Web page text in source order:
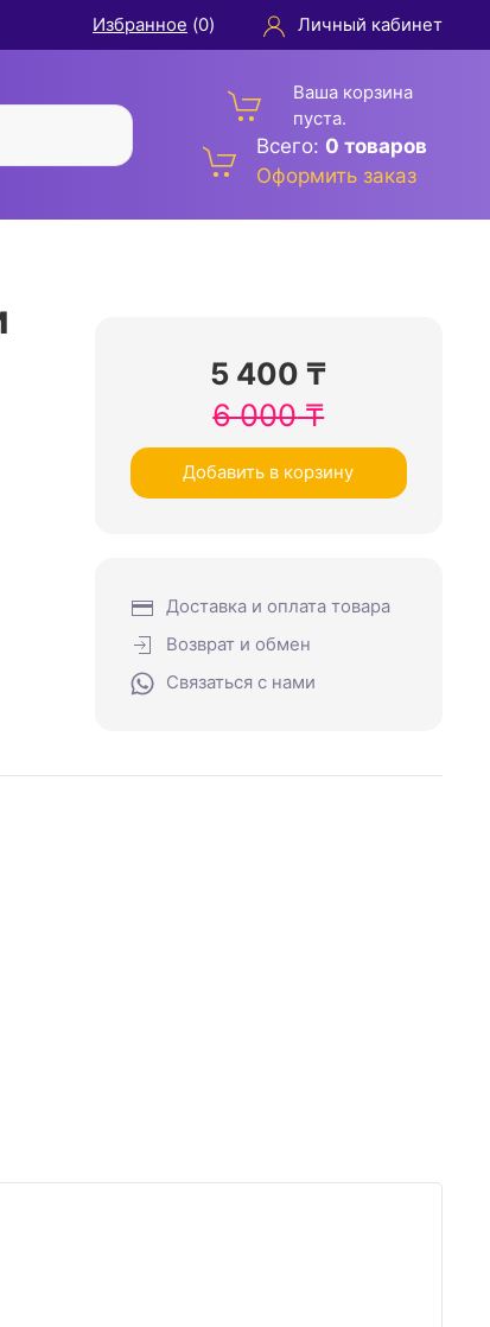
Избранное (0) Личный кабинет
Ваша корзина
пуста.
Всего: 0 товаров
Оформить заказ
5 400 ₸
6 000₸
Добавить в корзину
Доставка и оплата товара
Возврат и обмен
Связаться с нами